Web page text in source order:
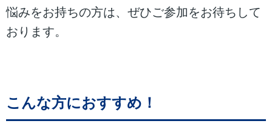
悩みをお持ちの方は、ぜひご参加をお待ちして
おります。
こんな方におすすめ！